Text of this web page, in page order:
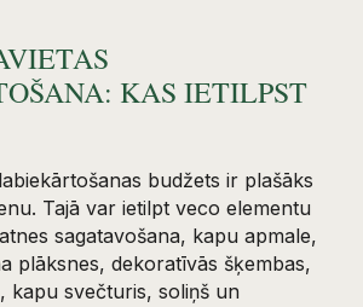
KAS IETILPST
budžets ir plašāks
Tajā var ietilpt veco elementu
sagatavošana, kapu apmale,
plāksnes, dekoratīvās šķembas,
kapu svečturis, soliņš un